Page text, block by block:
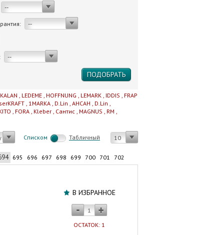
--
--
--
, LEDEME , HOFFNUNG , LEMARK , IDDIS , FRAP
, 1MARKA , D.Lin , AHCAH , D.Lin ,
, FORA , Kleber , Сантис , MAGNUS , RM ,
Cписком Табличный 10
695 696 697 698 699 700 701
702
В ИЗБРАННОЕ
ОСТАТОК: 1